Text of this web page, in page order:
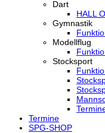
Dart
HALL
Gymnastik
Modellflug
Stocksport
Termine
SPG-SHOP